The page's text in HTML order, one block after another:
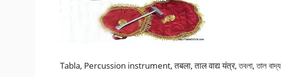
Tabla, Percussion instrument, तबला, ताल वाद्य यंत्र, তবলা, তাল বাদ্য